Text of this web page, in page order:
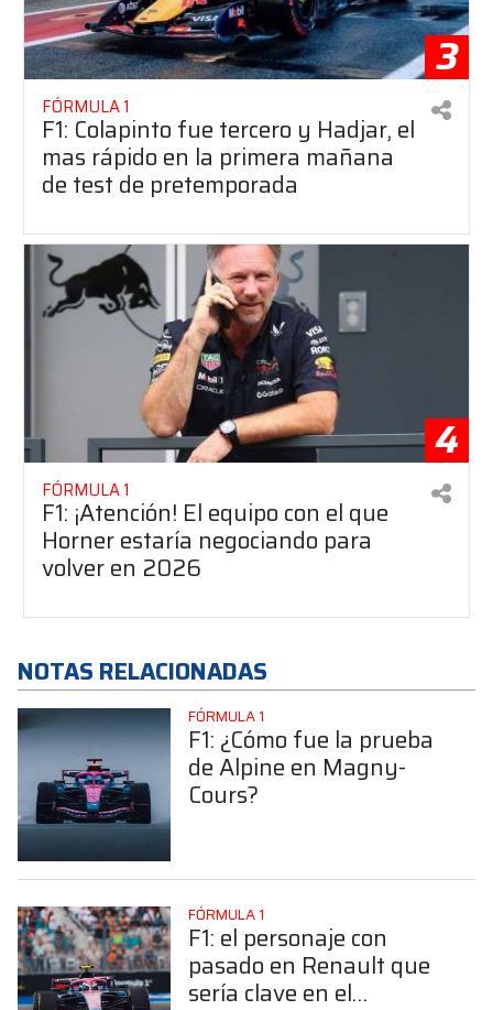
3
FÓRMULA 1
F1: Colapinto fue tercero y Hadjar, el
mas rápido en la primera mañana
de test de pretemporada
4
FÓRMULA 1
F1: ¡Atención! El equipo con el que
Horner estaría negociando para
volver en 2026
NOTAS RELACIONADAS
FÓRMULA 1
F1: ¿Cómo fue la prueba
de Alpine en Magny-
Cours?
FÓRMULA 1
F1: el personaje con
pasado en Renault que
sería clave en el